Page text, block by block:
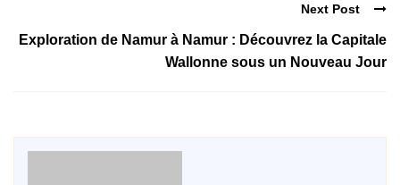
Next Post
Exploration de Namur à Namur : Découvrez la Capitale
Wallonne sous un Nouveau Jour